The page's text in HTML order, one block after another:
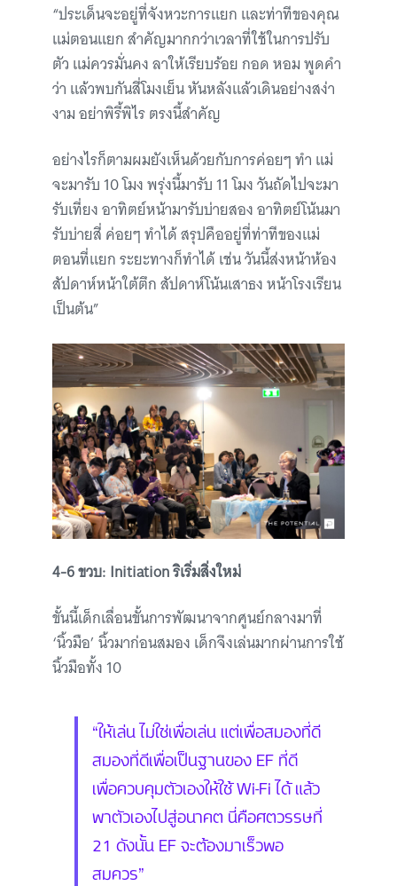
“ประเด็นจะอยู่ที่จังหวะการแยก และท่าทีของคุณ
แม่ตอนแยก สำคัญมากกว่าเวลาที่ใช้ในการปรับ
ตัว แม่ควรมั่นคง ลาให้เรียบร้อย กอด หอม พูดคำ
ว่า แล้วพบกันสี่โมงเย็น หันหลังแล้วเดินอย่างสง่า
งาม อย่าพิรี้พิไร ตรงนี้สำคัญ
อย่างไรก็ตามผมยังเห็นด้วยกับการค่อยๆ ทำ แม่
จะมารับ 10 โมง พรุ่งนี้มารับ 11 โมง วันถัดไปจะมา
รับเที่ยง อาทิตย์หน้ามารับบ่ายสอง อาทิตย์โน้นมา
รับบ่ายสี่ ค่อยๆ ทำได้ สรุปคืออยู่ที่ท่าทีของแม่
ตอนที่แยก ระยะทางก็ทำได้ เช่น วันนี้ส่งหน้าห้อง
สัปดาห์หน้าใต้ตึก สัปดาห์โน้นเสาธง หน้าโรงเรียน
เป็นต้น”
4-6 ขวบ: Initiation ริเริ่มสิ่งใหม่
ขั้นนี้เด็กเลื่อนขั้นการพัฒนาจากศูนย์กลางมาที่
‘นิ้วมือ’ นิ้วมาก่อนสมอง เด็กจึงเล่นมากผ่านการใช้
นิ้วมือทั้ง 10
“ให้เล่น ไม่ใช่เพื่อเล่น แต่เพื่อสมองที่ดี
สมองที่ดีเพื่อเป็นฐานของ EF ที่ดี
เพื่อควบคุมตัวเองให้ใช้ Wi-Fi ได้ แล้ว
พาตัวเองไปสู่อนาคต นี่คือศตวรรษที่
21 ดังนั้น EF จะต้องมาเร็วพอ
สมควร”